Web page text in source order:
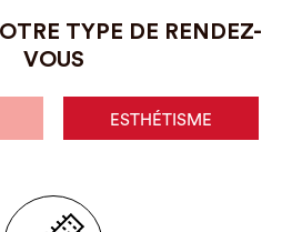
TYPE DE RENDEZ-
VOUS
ESTHÉTISME